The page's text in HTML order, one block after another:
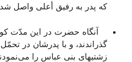
كه پدر به رفیق أعلى واصل
آنگاه حضرت در این مدّت
گذراندند، و با پدرشان در
زشتیهاى بنى عباس را